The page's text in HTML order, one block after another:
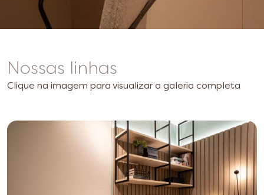
Nossas linhas
Clique na imagem para visualizar a galeria completa